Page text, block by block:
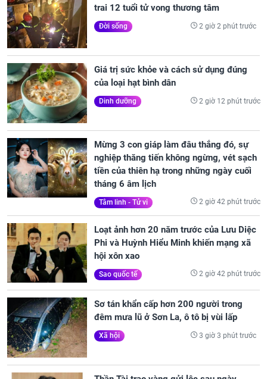
trai 12 tuổi tử vong thương tâm
Đời sống 2 giờ 2 phút trước
Giá trị sức khỏe và cách sử dụng đúng
của loại hạt bình dân
Dinh dưỡng 2 giờ 12 phút trước
Mừng 3 con giáp làm đâu thắng đó, sự
nghiệp thăng tiến không ngừng, vét sạch
tiền của thiên hạ trong những ngày cuối
tháng 6 âm lịch
Tâm linh - Tử vi 2 giờ 42 phút trước
Loạt ảnh hơn 20 năm trước của Lưu Diệc
Phi và Huỳnh Hiểu Minh khiến mạng xã
hội xôn xao
Sao quốc tế 2 giờ 42 phút trước
Sơ tán khẩn cấp hơn 200 người trong
đêm mưa lũ ở Sơn La, ô tô bị vùi lấp
Xã hội 3 giờ 3 phút trước